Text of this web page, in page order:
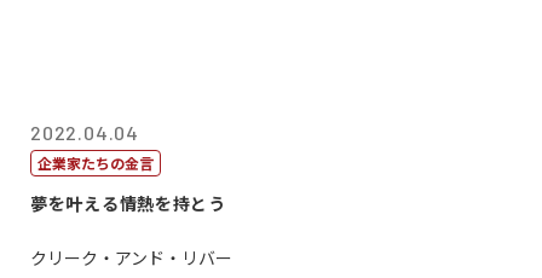
2022.04.04
企業家たちの金言
夢を叶える情熱を持とう
クリーク・アンド・リバー